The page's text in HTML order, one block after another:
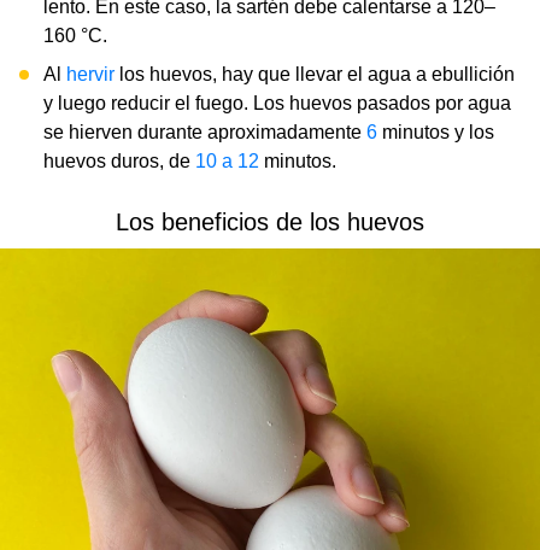
lento. En este caso, la sartén debe calentarse a 120–
160 °С.
Al hervir los huevos, hay que llevar el agua a ebullición
y luego reducir el fuego. Los huevos pasados ​​por agua
se hierven durante aproximadamente 6 minutos y los
huevos duros, de 10 a 12 minutos.
Los beneficios de los huevos